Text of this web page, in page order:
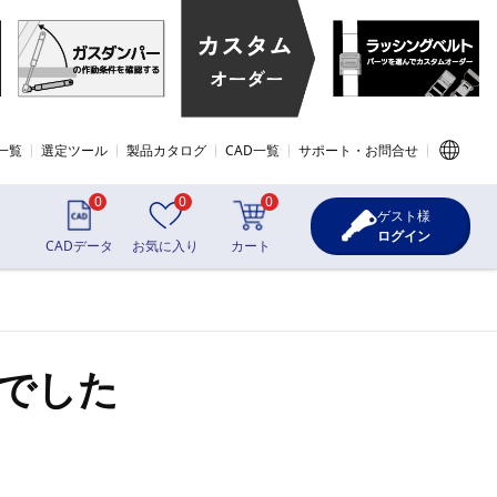
覧 選定ツール 製品カタログ CAD一覧 サポート・お問合せ
0
CADデータ
0
お気に入り
0
カート
ゲスト様
ログイン
した